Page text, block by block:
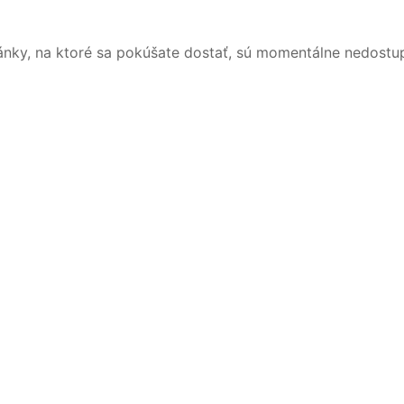
na ktoré sa pokúšate dostať, sú momentálne